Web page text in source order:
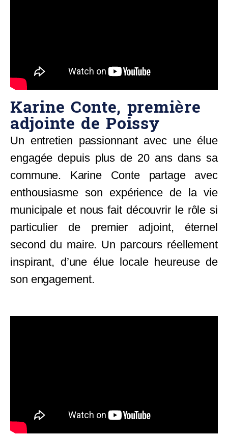
Karine Conte, première
adjointe de Poissy
Un entretien passionnant avec une élue
engagée depuis plus de 20 ans dans sa
commune. Karine Conte partage avec
enthousiasme son expérience de la vie
municipale et nous fait découvrir le rôle si
particulier de premier adjoint, éternel
second du maire. Un parcours réellement
inspirant, d’une élue locale heureuse de
son engagement.